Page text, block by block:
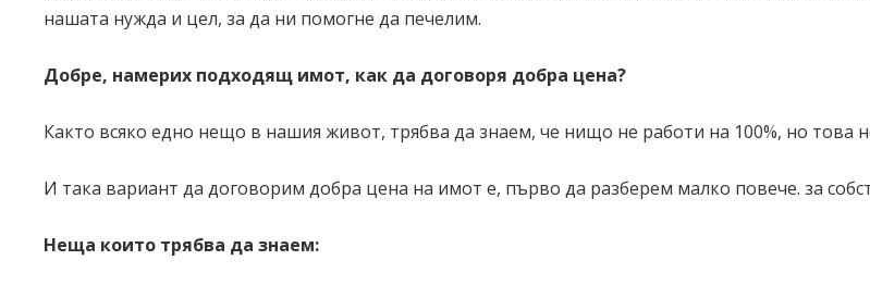
нашата нужда и цел, за да ни помогне да печелим.
Добре, намерих подходящ имот, как да договоря добра цена?
Както всяко едно нещо в нашия живот, трябва да знаем, че нищо не работи на 100%, но това
И така вариант да договорим добра цена на имот е, първо да разберем малко повече. за
Неща които трябва да знаем: